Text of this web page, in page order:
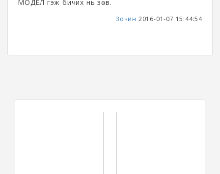
МОДЕЛ гэж бичих нь зөв.
Зочин 2016-01-07 15:44:54